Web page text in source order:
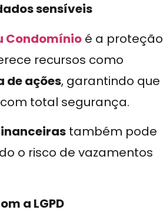
sensíveis
Condomínio é a proteção
recursos como
de ações, garantindo que
total segurança.
também pode
o risco de vazamentos
a LGPD